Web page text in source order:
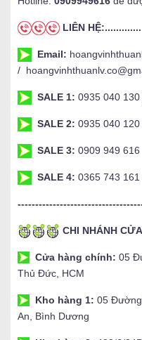
LIÊN HỆ:.............
Email:
/
SALE 1: 0935 040
SALE 2: 0935 040
SALE 3: 0909 949
SALE 4: 0365 743
CHI NHÁNH
Cửa hàng chính: 05
Thủ Đức, HCM
Kho hàng 1: 05 Đường
An, Bình Dương